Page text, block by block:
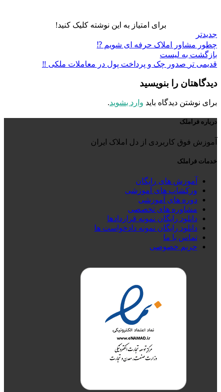
برای امتیاز به این نوشته کلیک کنید!
جدیدتر
چطور مشاور املاک حرفه ای شویم ⁉️
بازگشت به لیست
قدیمی تر صدور چک و پرداخت پول در معاملات ملکی ‼️
دیدگاهتان را بنویسید
برای نوشتن دیدگاه باید وارد بشوید.
درباره فراملک
آموزش فوق کاربردی از دل املاک ایران
خدمات فراملک
آموزش های رایگان
ورکشاپ های آموزشی
دوره های آموزشی
مشاوره های تخصصی
دانلود رایگان نمونه قراردادها
دانلود رایگان نمونه دادخواست ها
تماس با ما
حریم خصوصی